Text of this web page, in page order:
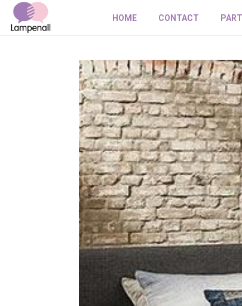
HOME CONTACT